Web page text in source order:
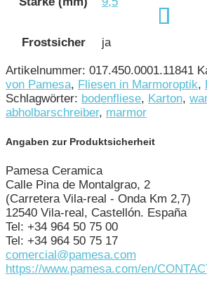
Frostsicher ja
Artikelnummer: 017.450.0001.11841
von Pamesa, Fliesen in Marmoroptik,
Schlagwörter: bodenfliese, Karton,
abholbarschreiber, marmor
Angaben zur Produktsicherheit
Pamesa Ceramica
Calle Pina de Montalgrao, 2
(Carretera Vila-real - Onda Km 2,7)
12540 Vila-real, Castellón. España
Tel: +34 964 50 75 00
Tel: +34 964 50 75 17
comercial@pamesa.com
https://www.pamesa.com/en/